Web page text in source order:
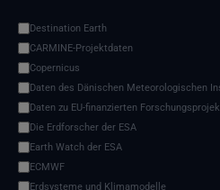
Destination Earth
CARMINE-Projektdaten
Copernicus
Daten des Dänischen Meteorologischen
Daten zu EU-finanzierten
Die Erdforscher der ESA
Earth Watch der ESA
ECMWF
Erdsysteme und Klimamodelle